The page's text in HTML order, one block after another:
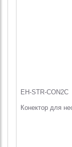
EH-STR-CON2C
Конектор для